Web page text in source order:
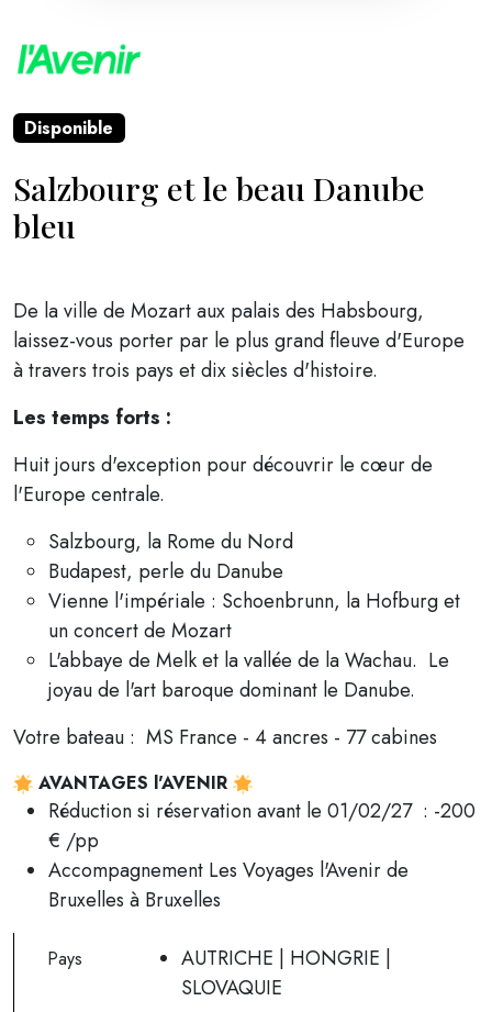
Disponible
Salzbourg et le beau Danube
bleu
De la ville de Mozart aux palais des Habsbourg,
laissez-vous porter par le plus grand fleuve d'Europe
à travers trois pays et dix siècles d'histoire.
Les temps forts :
Huit jours d'exception pour découvrir le cœur de
l'Europe centrale.
Salzbourg, la Rome du Nord
Budapest, perle du Danube
Vienne l'impériale : Schoenbrunn, la Hofburg et
un concert de Mozart
L'abbaye de Melk et la vallée de la Wachau. Le
joyau de l'art baroque dominant le Danube.
Votre bateau : MS France - 4 ancres - 77 cabines
AVANTAGES l'AVENIR
Réduction si réservation avant le 01/02/27 : -200
€ /pp
Accompagnement Les Voyages l'Avenir de
Bruxelles à Bruxelles
Pays
AUTRICHE | HONGRIE |
SLOVAQUIE